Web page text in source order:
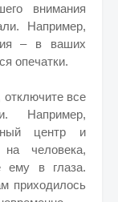
внимания
Например,
– в ваших
опечатки.
все
Например,
центр и
человека,
ему в глаза.
приходилось